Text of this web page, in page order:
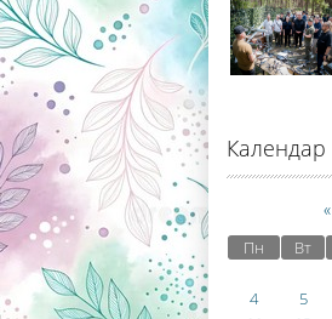
Календар
«
Пн Вт
4
5